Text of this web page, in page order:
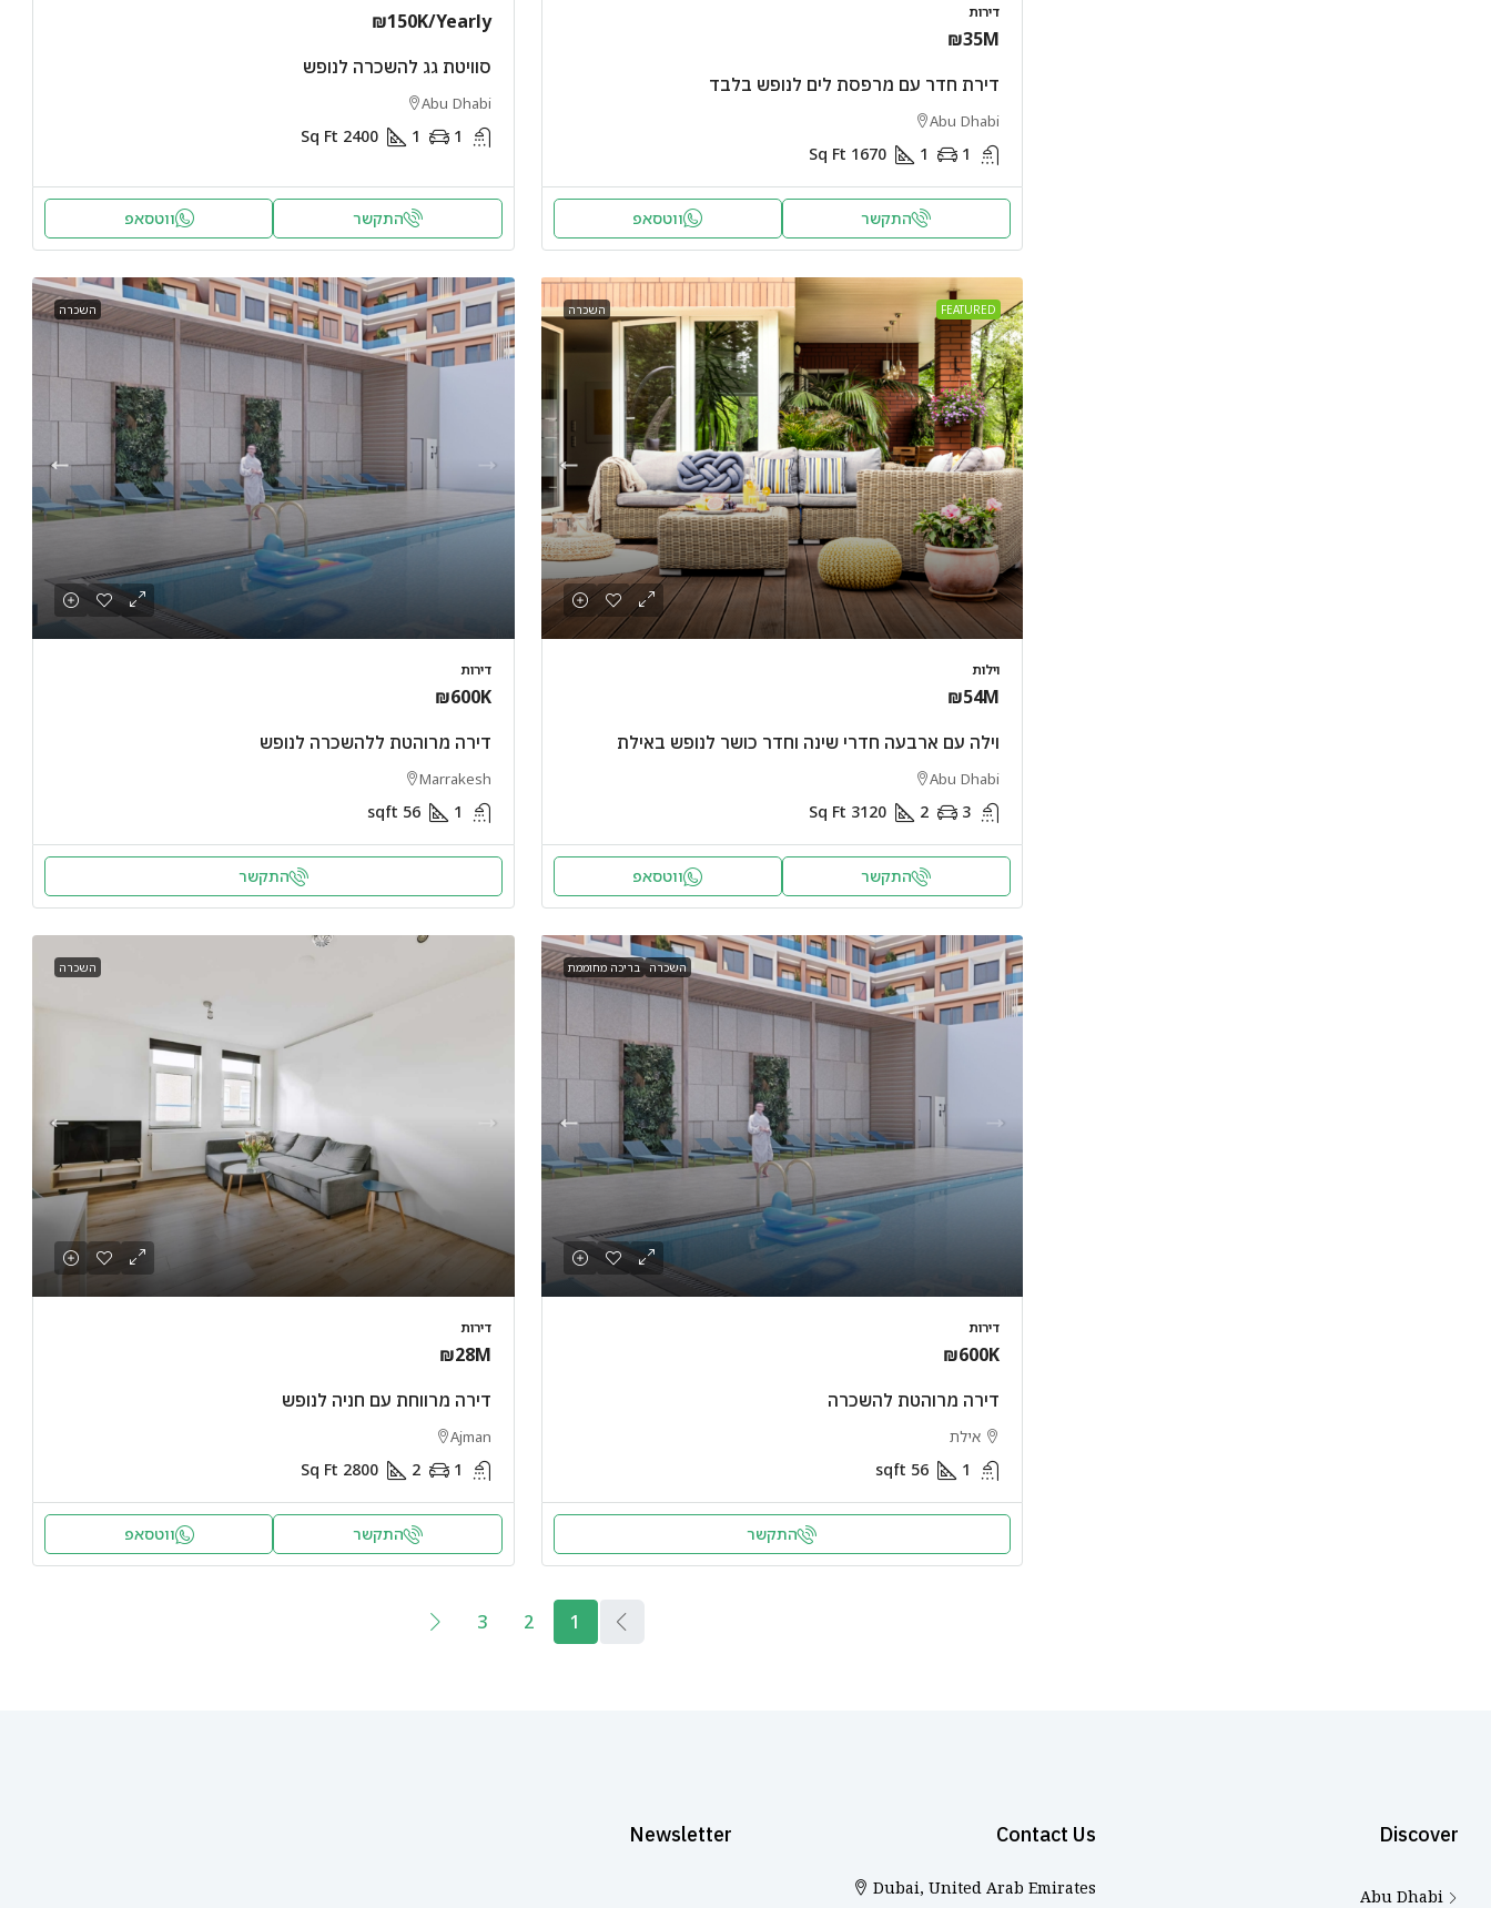
דירות
₪35M
דירת חדר עם מרפסת לים לנופש בלבד
Abu Dhabi
1
1
1670
Sq Ft
התקשר ווטסאפ
₪150K/Yearly
סוויטת גג להשכרה לנופש
Abu Dhabi
1
1
2400
Sq Ft
התקשר ווטסאפ
FEATURED השכרה
וילות
₪54M
וילה עם ארבעה חדרי שינה וחדר כושר לנופש באילת
Abu Dhabi
3
2
3120
Sq Ft
התקשר ווטסאפ
השכרה
דירות
₪600K
דירה מרוהטת ללהשכרה לנופש
Marrakesh
1
56
sqft
התקשר
השכרה בריכה מחוממת
דירות
₪600K
דירה מרוהטת להשכרה
אילת
1
56
sqft
התקשר
השכרה
דירות
₪28M
דירה מרווחת עם חניה לנופש
Ajman
1
2
2800
Sq Ft
התקשר ווטסאפ
1
2
3
Discover
Abu Dhabi
Contact Us
Dubai, United Arab Emirates
Newsletter